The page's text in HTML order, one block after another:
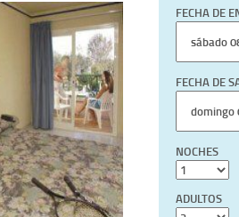
FECHA DE
FECHA DE
NOCHES
ADULTOS